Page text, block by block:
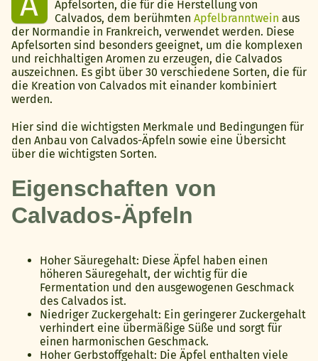
Apfelsorten, die für die Herstellung von
Calvados, dem berühmten Apfelbranntwein aus
der Normandie in Frankreich, verwendet werden. Diese
Apfelsorten sind besonders geeignet, um die komplexen
und reichhaltigen Aromen zu erzeugen, die Calvados
auszeichnen. Es gibt über 30 verschiedene Sorten, die für
die Kreation von Calvados mit einander kombiniert
werden.
Hier sind die wichtigsten Merkmale und Bedingungen für
den Anbau von Calvados-Äpfeln sowie eine Übersicht
über die wichtigsten Sorten.
Eigenschaften von
Calvados-Äpfeln
Hoher Säuregehalt: Diese Äpfel haben einen
höheren Säuregehalt, der wichtig für die
Fermentation und den ausgewogenen Geschmack
des Calvados ist.
Niedriger Zuckergehalt: Ein geringerer Zuckergehalt
verhindert eine übermäßige Süße und sorgt für
einen harmonischen Geschmack.
Hoher Gerbstoffgehalt: Die Äpfel enthalten viele